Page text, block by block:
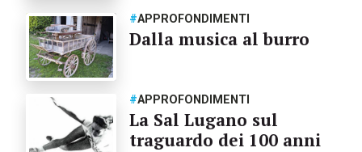
#APPROFONDIMENTI
Dalla musica al burro
#APPROFONDIMENTI
La Sal Lugano sul
traguardo dei 100 anni